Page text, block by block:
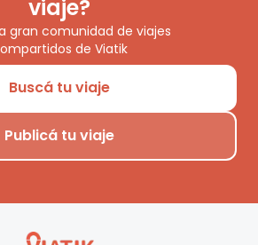
viaje?
gran comunidad de viajes
de Viatik
Buscá tu viaje
Publicá tu viaje